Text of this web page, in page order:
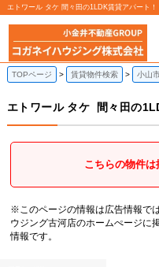
エトワール タケ 間々田の1LDK賃貸アパート
TOPページ 賃貸物件検索 小山
エトワール タケ 間々田の
こちらの物件は
※このページの情報は広告情報で
ウジング古河店のホームぺージに
情報です。